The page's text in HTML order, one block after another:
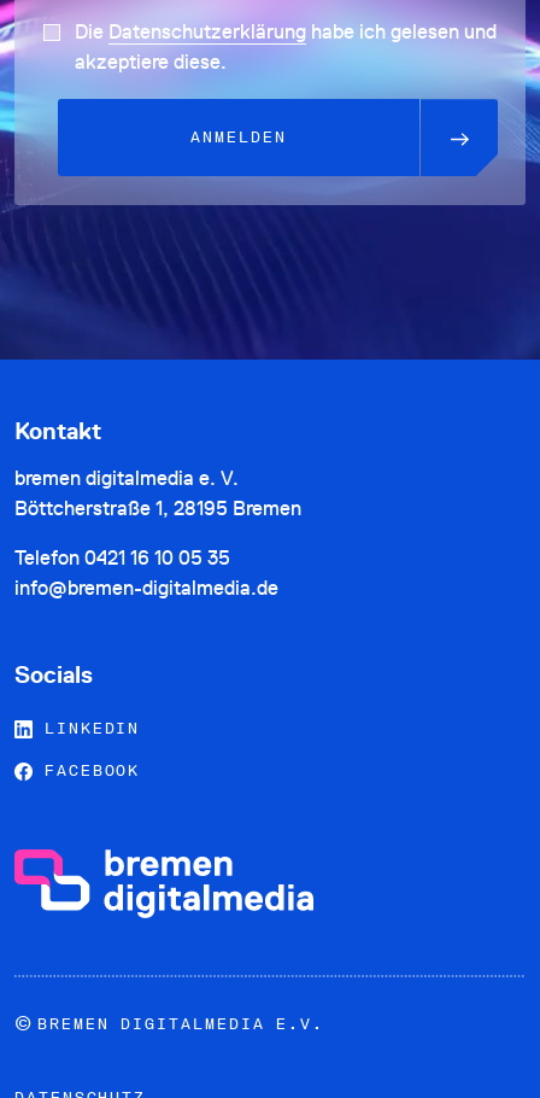
Die Datenschutzerklärunghabe ich gelesen und
akzeptiere diese.
ANMELDEN
Kontakt
bremen digitalmedia e. V.
Böttcherstraße 1, 28195 Bremen
Telefon 0421 16 10 05 35
info@bremen-digitalmedia.de
Socials
LINKEDIN
FACEBOOK
© BREMEN DIGITALMEDIA E.V.